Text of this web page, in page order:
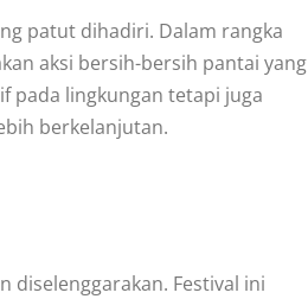
patut dihadiri. Dalam rangka
aksi bersih-bersih pantai yang
pada lingkungan tetapi juga
berkelanjutan.
diselenggarakan. Festival ini